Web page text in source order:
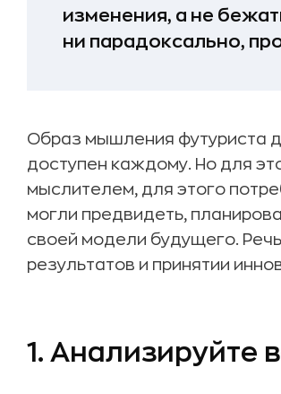
изменения, а не
ни парадоксально,
Образ мышления футуриста
доступен каждому. Но для
мыслителем, для этого
могли предвидеть,
своей модели будущего.
результатов и принятии
1. Анализируйте